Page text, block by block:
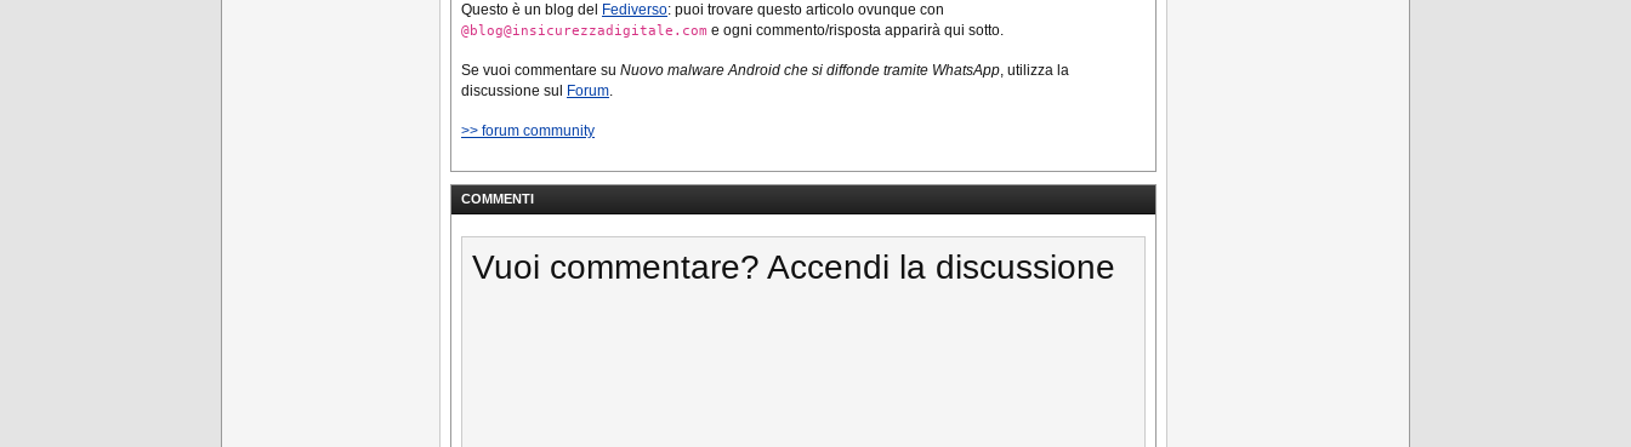
Questo è un blog del Fediverso: puoi trovare questo articolo ovunque con
@blog@insicurezzadigitale.com e ogni commento/risposta apparirà qui sotto.
Se vuoi commentare su Nuovo malware Android che si diffonde tramite WhatsApp, utilizza la
discussione sul
Forum.
>> forum community
COMMENTI
Vuoi commentare? Accendi la discussione